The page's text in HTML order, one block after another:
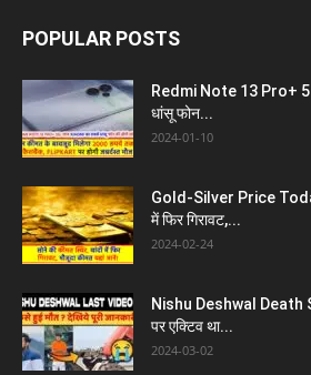
POPULAR POSTS
Redmi Note 13 Pro+
धांसू फोन...
2024-01-10
Gold-Silver Price
में फिर गिरावट,...
2024-02-24
Nishu Deshwal Death
पर एक्टिव था...
2024-03-02